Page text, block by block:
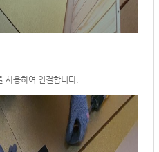
사용하여 연결합니다.